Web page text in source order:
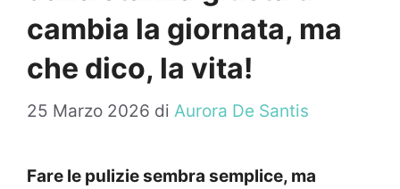
cambia la giornata, ma
che dico, la vita!
25 Marzo 2026 di Aurora De Santis
Fare le pulizie sembra semplice, ma